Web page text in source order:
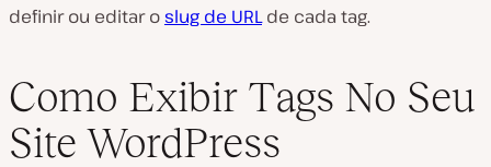
definir ou editar oslug de URLde cada tag.
Como Exibir Tags No Seu
Site WordPress